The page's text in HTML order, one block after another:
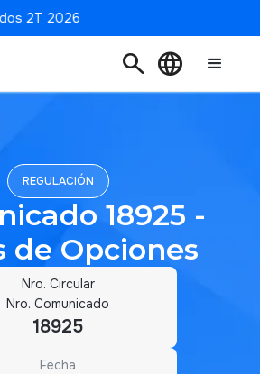
2T 2026
search language
REGULACIÓN
18925 -
de Opciones
Nro. Circular
Nro. Comunicado
18925
Fecha